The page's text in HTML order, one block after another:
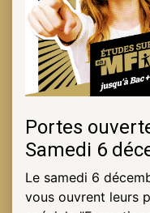
Portes
Samedi 6
Le samedi 6
vous ouvrent leurs